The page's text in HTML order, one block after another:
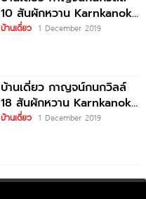
10 สันผักหวาน Karnkanok
Ville 10 Sanpakwan
บ้านเดี่ยว 1 December 2019
บ้านเดี่ยว กาญจน์กนกวิลล์
18 สันผักหวาน Karnkanok
Ville 18 San Pak Wan
บ้านเดี่ยว 1 December 2019